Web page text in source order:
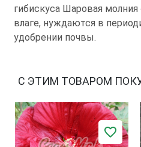
гибискуса Шаровая
влаге, нуждаются в
удобрении почвы.
С ЭТИМ ТОВАРОМ